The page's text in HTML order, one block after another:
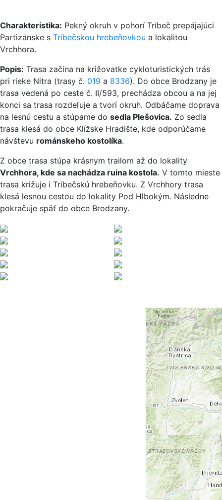
Charakteristika: Pekný okruh v pohorí Tríbeč prepájajúci
Partizánske s Tríbečskou hrebeňovkou a lokalitou
Vrchhora.
Popis: Trasa začína na križovatke cykloturistických trás
pri rieke Nitra (trasy č. 019 a 8336). Do obce Brodzany je
trasa vedená po ceste č. II/593, prechádza obcou a na jej
konci sa trasa rozdeľuje a tvorí okruh. Odbáčame doprava
na lesnú cestu a stúpame do sedla Plešovica. Zo sedla
trasa klesá do obce Klížske Hradište, kde odporúčame
návštevu románskeho kostolíka.
Z obce trasa stúpa krásnym trailom až do lokality
Vrchhora, kde sa nachádza ruina kostola. V tomto mieste
trasa križuje i Tríbečskú hrebeňovku. Z Vrchhory trasa
klesá lesnou cestou do lokality Pod Hlbokým. Následne
pokračuje späť do obce Brodzany.